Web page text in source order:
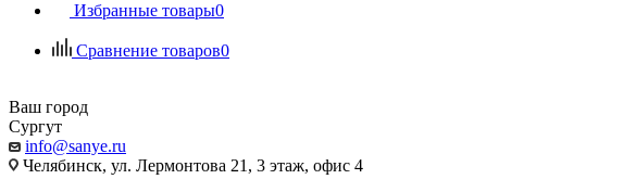
Избранные товары0
Сравнение товаров0
Ваш город
Сургут
info@sanye.ru
Челябинск, ул. Лермонтова 21, 3 этаж, офис 4